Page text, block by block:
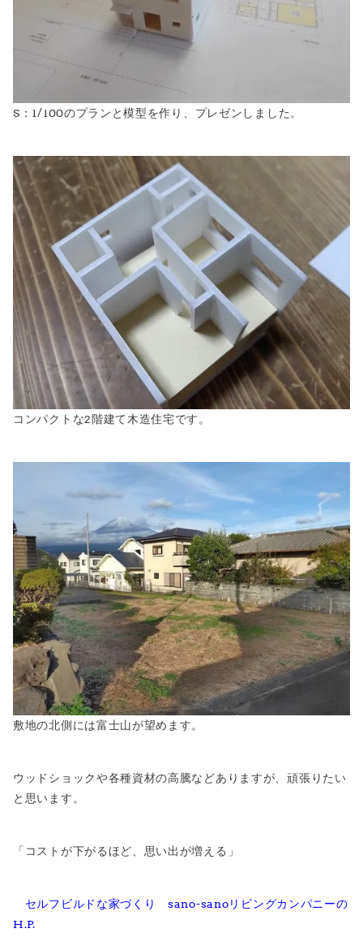
S：1/100のプランと模型を作り、プレゼンしました。
コンパクトな2階建て木造住宅です。
敷地の北側には富士山が望めます。
ウッドショックや各種資材の高騰などありますが、頑張りたい
と思います。
「コストが下がるほど、思い出が増える」
セルフビルドな家づくり sano-sanoリビングカンパニーの
H.P.